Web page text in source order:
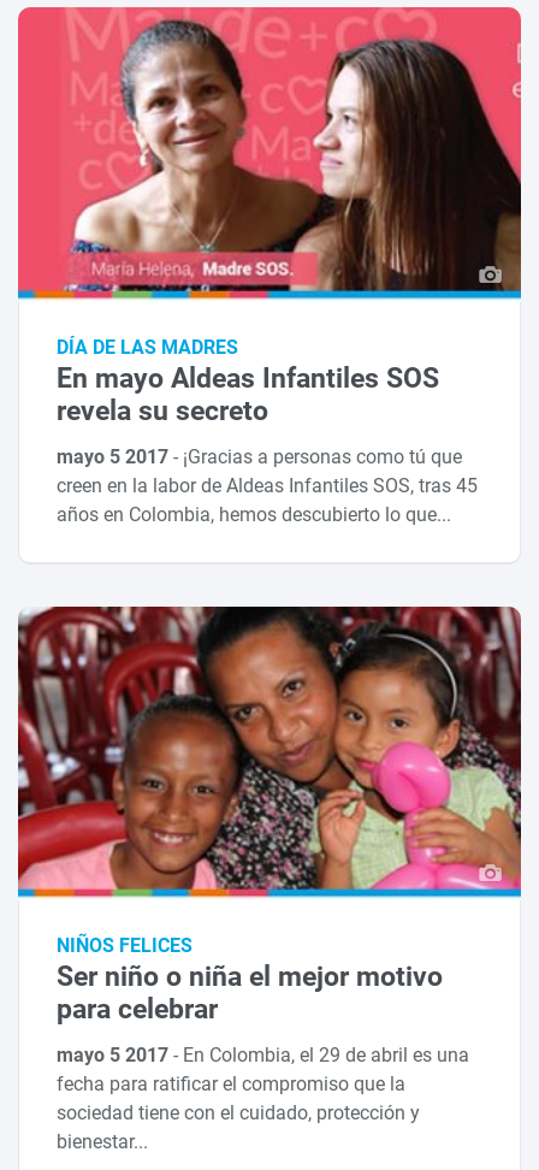
DÍA DE LAS MADRES
En mayo Aldeas Infantiles SOS
revela su secreto
mayo 5 2017- ¡Gracias a personas como tú que
creen en la labor de Aldeas Infantiles SOS, tras 45
años en Colombia, hemos descubierto lo que...
NIÑOS FELICES
Ser niño o niña el mejor motivo
para celebrar
mayo 5 2017- En Colombia, el 29 de abril es una
fecha para ratificar el compromiso que la
sociedad tiene con el cuidado, protección y
bienestar...